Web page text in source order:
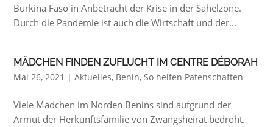
Burkina Faso in Anbetracht der Krise in der Sahelzone.
Durch die Pandemie ist auch die Wirtschaft und der...
MÄDCHEN FINDEN ZUFLUCHT IM CENTRE DÉBORAH
Mai 26, 2021 |Aktuelles, Benin,So helfen Patenschaften
Viele Mädchen im Norden Benins sind aufgrund der
Armut der Herkunftsfamilie von Zwangsheirat bedroht.